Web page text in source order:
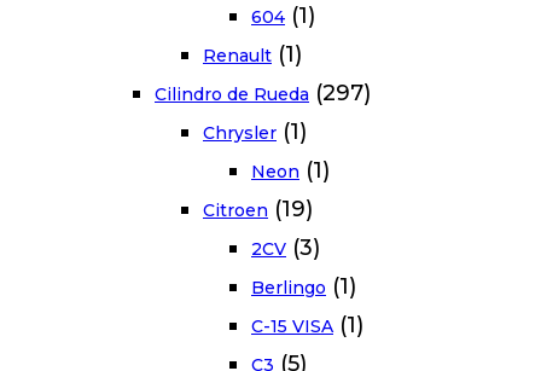
604 (1)
Renault (1)
Cilindro de Rueda (297)
Chrysler (1)
Neon (1)
Citroen (19)
2CV (3)
Berlingo (1)
C-15 VISA (1)
C3 (5)